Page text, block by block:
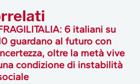
6 italiani su
guardano al futuro con
oltre la metà vive
condizione di instabilità